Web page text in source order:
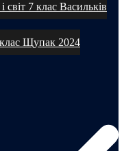
світ 7 клас Васильків
клас Щупак 2024